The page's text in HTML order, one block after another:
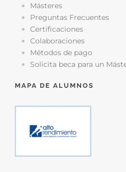
Másteres
Preguntas Frecuentes
Certificaciones
Colaboraciones
Métodos de pago
Solicita beca para un
MAPA DE ALUMNOS